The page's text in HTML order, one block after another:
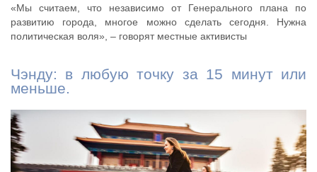
«Мы считаем, что независимо от Генерального плана по
развитию города, многое можно сделать сегодня. Нужна
политическая воля», – говорят местные активисты
Чэнду: в любую точку за 15 минут или
меньше.